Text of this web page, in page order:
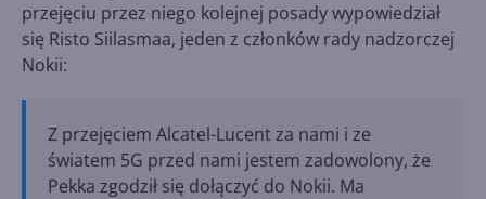
przejęciu przez niego kolejnej posady wypowiedział
się Risto Siilasmaa, jeden z członków rady nadzorczej
Nokii:
Z przejęciem Alcatel-Lucent za nami i ze
światem 5G przed nami jestem zadowolony, że
Pekka zgodził się dołączyć do Nokii. Ma